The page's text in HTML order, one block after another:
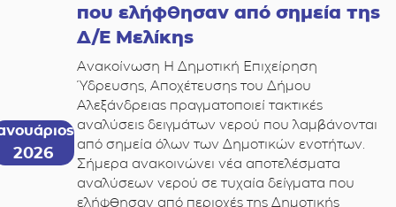
2026
που ελήφθησαν από σημεία της
Δ/Ε Μελίκης
Ανακοίνωση Η Δημοτική Επιχείρηση
Ύδρευσης, Αποχέτευσης του Δήμου
Αλεξάνδρειας πραγματοποιεί τακτικές
αναλύσεις δειγμάτων νερού που λαμβάνονται
από σημεία όλων των Δημοτικών ενοτήτων.
Σήμερα ανακοινώνει νέα αποτελέσματα
αναλύσεων νερού σε τυχαία δείγματα που
ελήφθησαν από περιοχές της Δημοτικής